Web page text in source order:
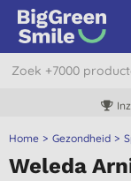
Home Gezondheid
Weleda